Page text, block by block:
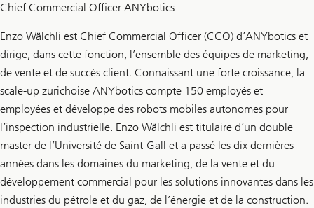
Chief Commercial Officer ANYbotics
Enzo Wälchli est Chief Commercial Officer (CCO) d’ANYbotics et
dirige, dans cette fonction, l’ensemble des équipes de marketing,
de vente et de succès client. Connaissant une forte croissance, la
scale-up zurichoise ANYbotics compte 150 employés et
employées et développe des robots mobiles autonomes pour
l’inspection industrielle. Enzo Wälchli est titulaire d’un double
master de l’Université de Saint-Gall et a passé les dix dernières
années dans les domaines du marketing, de la vente et du
développement commercial pour les solutions innovantes dans les
industries du pétrole et du gaz, de l’énergie et de la construction.